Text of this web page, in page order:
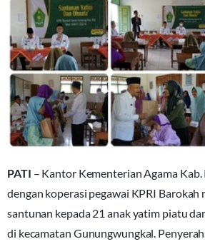
PATI – Kantor Kementerian Agama
dengan koperasi pegawai KPRI Barokah
santunan kepada 21 anak yatim piatu
di kecamatan Gunungwungkal.